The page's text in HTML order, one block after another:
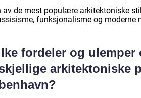
av de mest populære arkitektoniske
funksjonalisme og moderne
fordeler og ulemper
arkitektoniske